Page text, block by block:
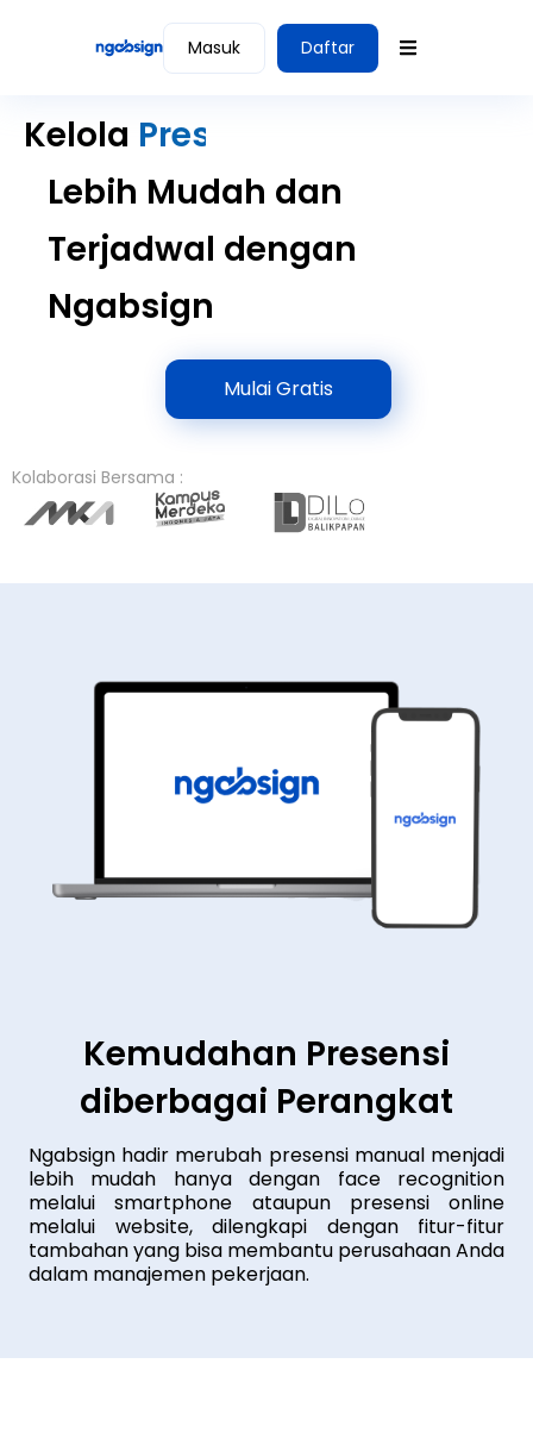
Masuk Daftar
Kelola Presensi
Lebih Mudah dan
Terjadwal dengan
Ngabsign
Mulai Gratis
Kolaborasi Bersama :
Kemudahan Presensi
diberbagai Perangkat
Ngabsign hadir merubah presensi manual menjadi
lebih mudah hanya dengan face recognition
melalui smartphone ataupun presensi online
melalui website, dilengkapi dengan fitur-fitur
tambahan yang bisa membantu perusahaan Anda
dalam manajemen pekerjaan.